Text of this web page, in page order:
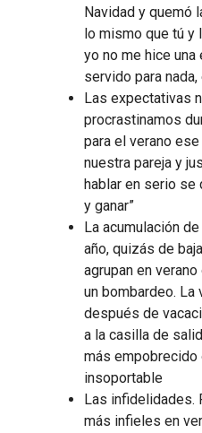
Navidad y quemó
lo mismo que tú y
yo no me hice
servido para
Las expectativas
procrastinamos
para el verano
nuestra pareja y
hablar en serio se
y ganar”
La acumulación
año, quizás de
agrupan en
un bombardeo. La
después de
a la casilla de
más empobrecido
insoportable
Las infidelidades.
más infieles en